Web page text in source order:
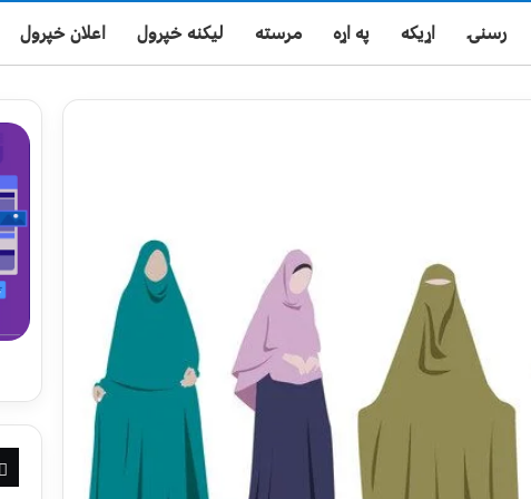
رسنۍ اړیکه په اړه مرسته لیکنه خپرول اعلان خپرول